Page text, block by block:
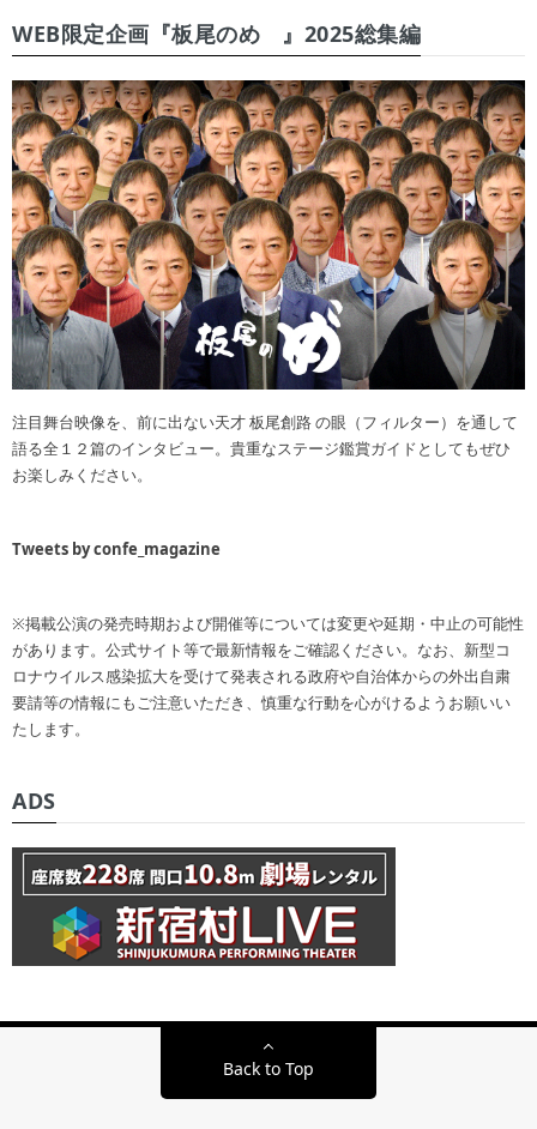
WEB限定企画『板尾のめ゙』2025総集編
注目舞台映像を、前に出ない天才 板尾創路 の眼（フィルター）を通して
語る全１２篇のインタビュー。貴重なステージ鑑賞ガイドとしてもぜひ
お楽しみください。
Tweets by confe_magazine
※掲載公演の発売時期および開催等については変更や延期・中止の可能性
があります。公式サイト等で最新情報をご確認ください。なお、新型コ
ロナウイルス感染拡大を受けて発表される政府や自治体からの外出自粛
要請等の情報にもご注意いただき、慎重な行動を心がけるようお願いい
たします。
ADS
Back to Top